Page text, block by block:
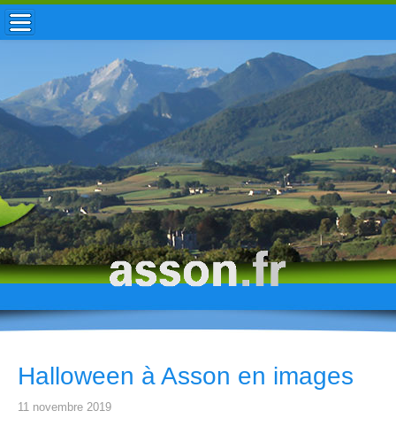
ACCUEIL / INFOS
MUNICIPALITÉ
VIE LOCALE
ENFANCE
TOURISME
HISTOIRE
Halloween à Asson en images
11 novembre 2019